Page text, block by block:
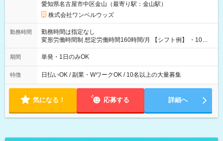
愛知県名古屋市中区金山（最寄り駅：金山駅）
株式会社ワンベルウッズ
勤務時間
勤務時間は指定なし
変形労働時間制 想定労働時間160時間/月 【シフト例】 ・10：
00～20：00
期間 単発・1日のみOK
特徴 日払いOK / 副業・WワークOK / 10名以上の大量募集
気になる！ 応募する 詳細へ